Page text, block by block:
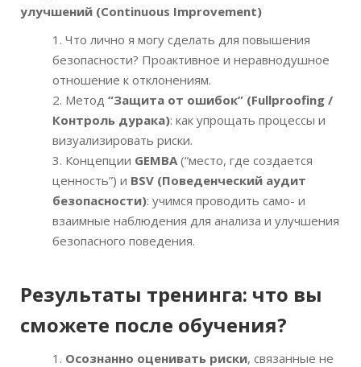
улучшений (Continuous Improvement)
Что лично я могу сделать для повышения
безопасности? Проактивное и неравнодушное
отношение к отклонениям.
Метод “Защита от ошибок” (Fullproofing /
Контроль дурака): как упрощать процессы и
визуализировать риски.
Концепции GEMBA (“место, где создается
ценность”) и BSV (Поведенческий аудит
безопасности): учимся проводить само- и
взаимные наблюдения для анализа и улучшения
безопасного поведения.
Результаты тренинга: что вы
сможете после обучения?
Осознанно оценивать риски, связанные не